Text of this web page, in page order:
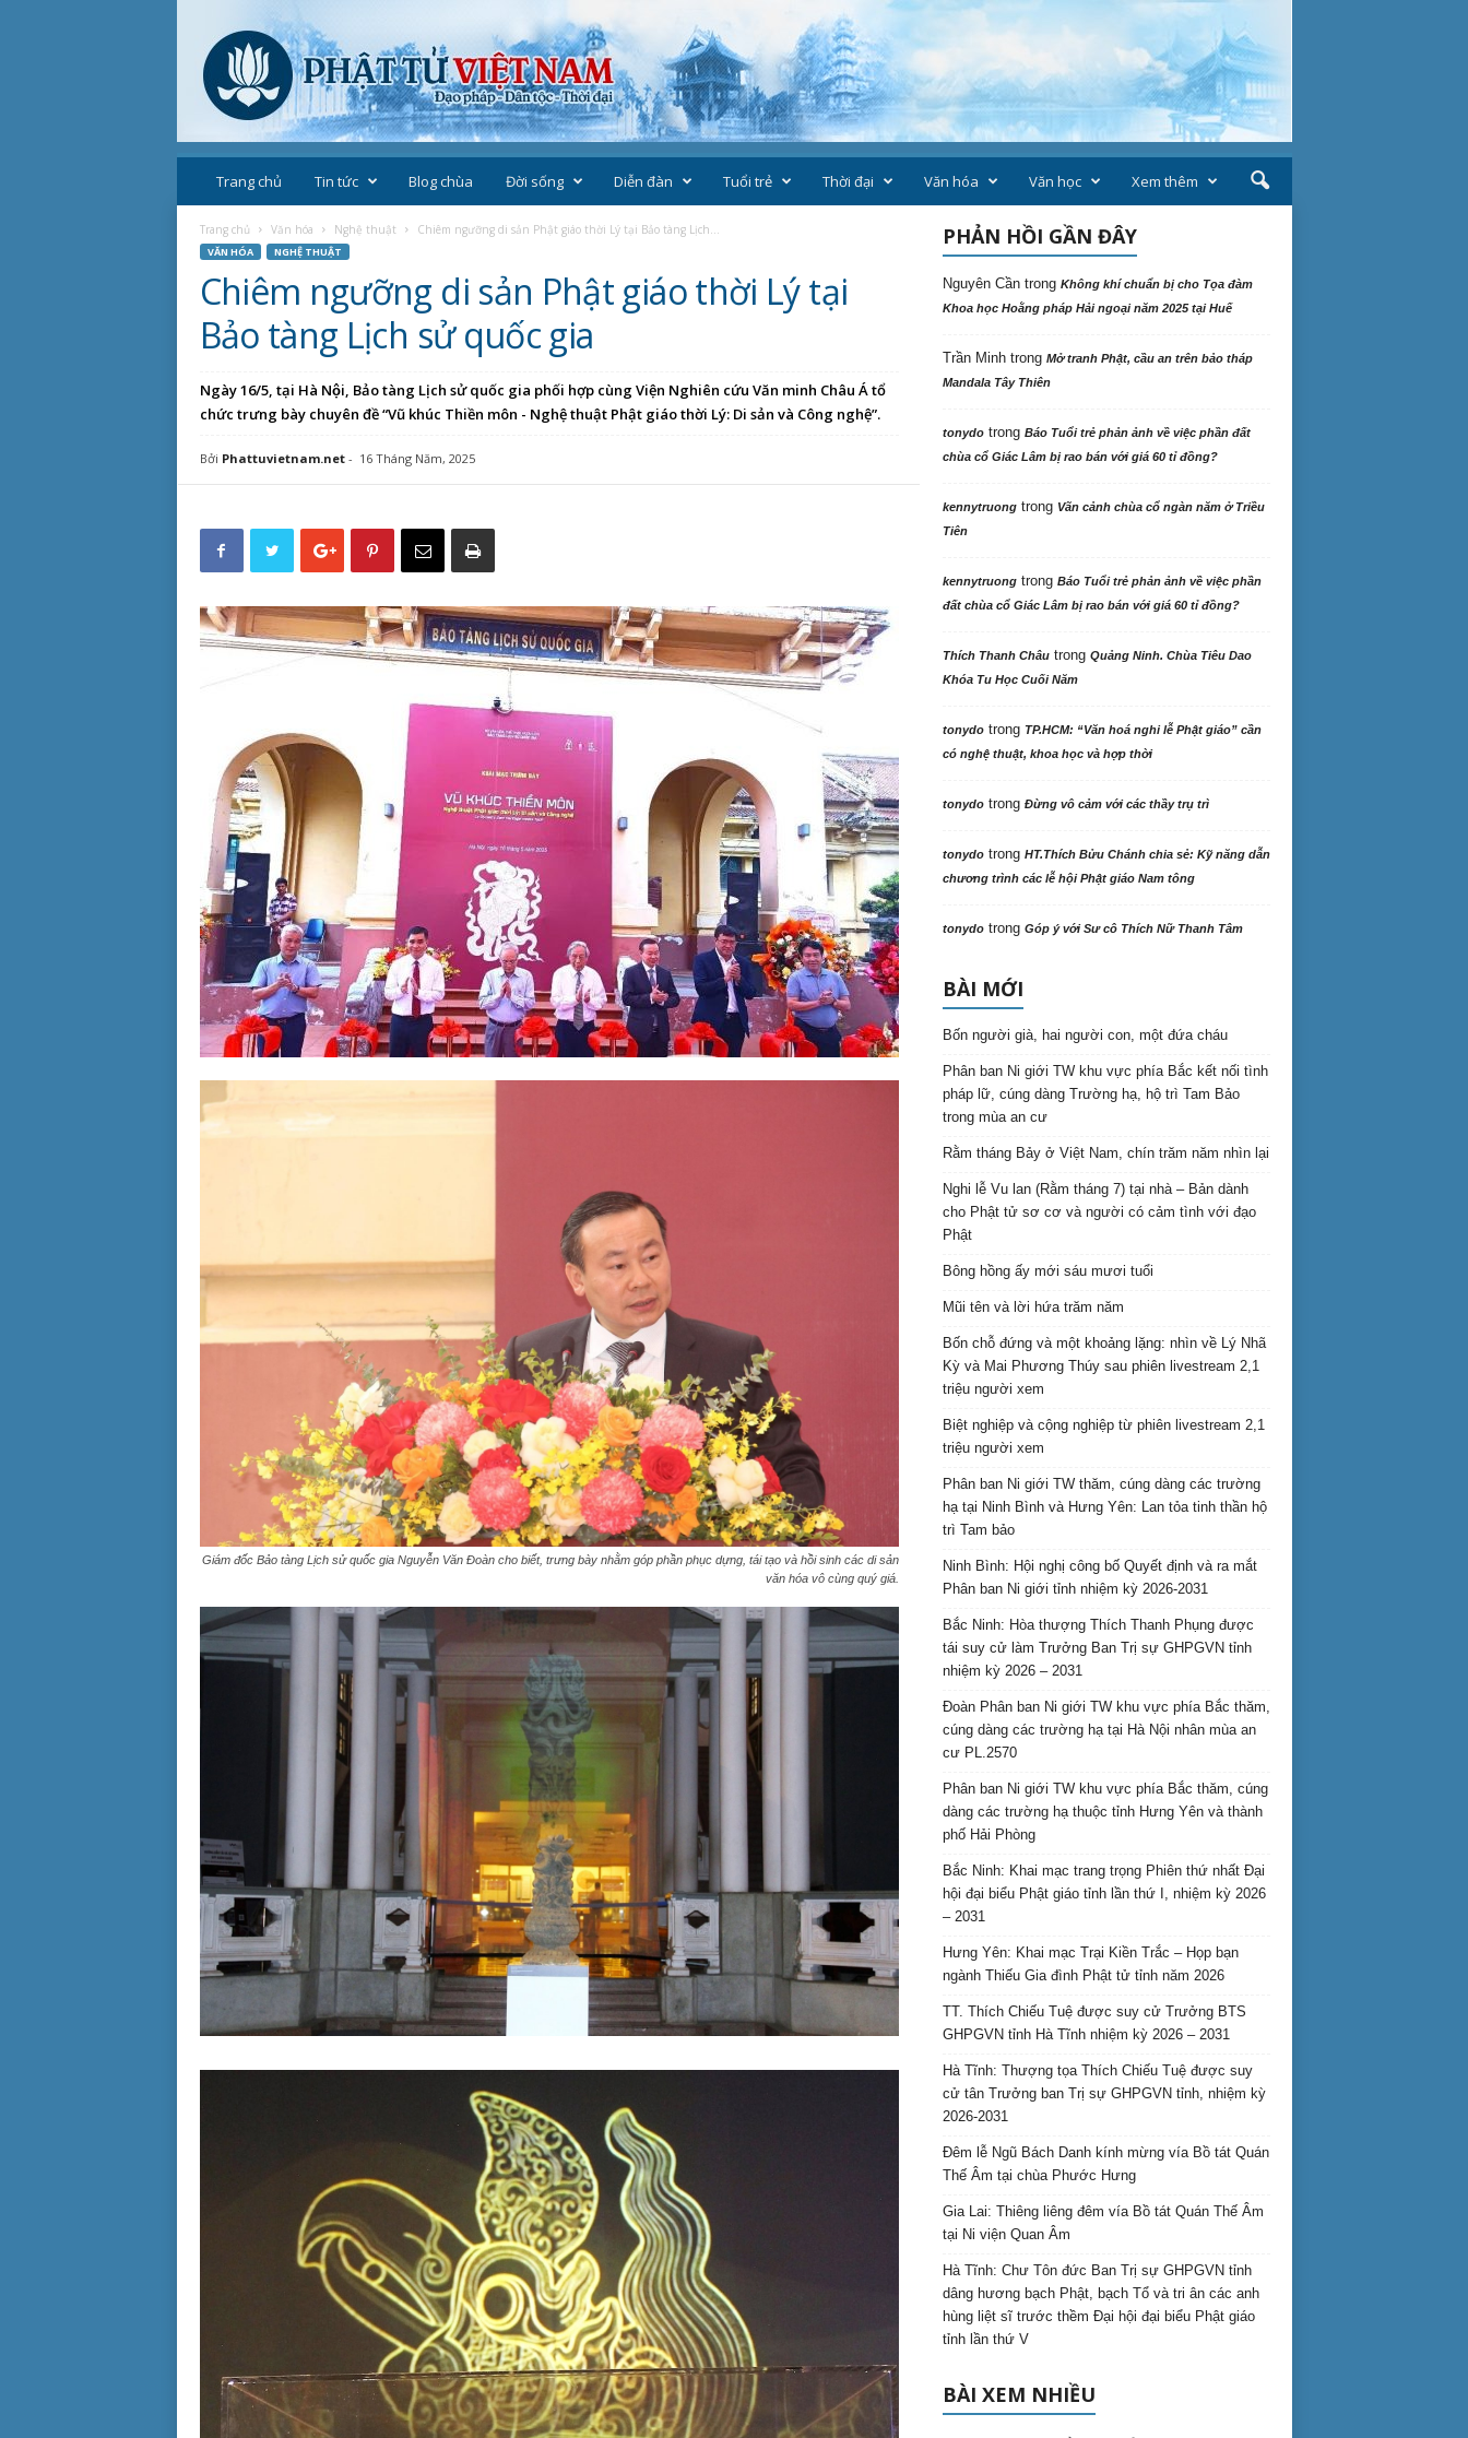
Trang chủ Tin tức Blog chùa Đời sống Diễn đàn Tuổi trẻ Thời đại Văn hóa Văn học Xem thêm
Trang chủ Văn hóa Nghệ thuật Chiêm ngưỡng di sản Phật giáo thời Lý tại Bảo tàng Lịch...
VĂN HÓA NGHỆ THUẬT
Chiêm ngưỡng di sản Phật giáo thời Lý tại
Bảo tàng Lịch sử quốc gia
Ngày 16/5, tại Hà Nội, Bảo tàng Lịch sử quốc gia phối hợp cùng Viện Nghiên cứu Văn minh Châu Á tổ
chức trưng bày chuyên đề “Vũ khúc Thiền môn - Nghệ thuật Phật giáo thời Lý: Di sản và Công nghệ”.
Bởi Phattuvietnam.net- 16 Tháng Năm, 2025
Giám đốc Bảo tàng Lịch sử quốc gia Nguyễn Văn Đoàn cho biết, trưng bày nhằm góp phần phục dựng, tái tạo và hồi sinh các di sản
văn hóa vô cùng quý giá.
PHẢN HỒI GẦN ĐÂY
Nguyên Cầntrong Không khí chuẩn bị cho Tọa đàm
Khoa học Hoằng pháp Hải ngoại năm 2025 tại Huế
Trần Minhtrong Mở tranh Phật, cầu an trên bảo tháp
Mandala Tây Thiên
tonydotrong Báo Tuổi trẻ phản ảnh về việc phần đất
chùa cổ Giác Lâm bị rao bán với giá 60 tỉ đồng?
kennytruongtrong Vãn cảnh chùa cổ ngàn năm ở Triều
Tiên
kennytruongtrong Báo Tuổi trẻ phản ảnh về việc phần
đất chùa cổ Giác Lâm bị rao bán với giá 60 tỉ đồng?
Thích Thanh Châutrong Quảng Ninh. Chùa Tiêu Dao
Khóa Tu Học Cuối Năm
tonydotrong TP.HCM: “Văn hoá nghi lễ Phật giáo” cần
có nghệ thuật, khoa học và hợp thời
tonydotrong Đừng vô cảm với các thầy trụ trì
tonydotrong HT.Thích Bửu Chánh chia sẻ: Kỹ năng dẫn
chương trình các lễ hội Phật giáo Nam tông
tonydotrong Góp ý với Sư cô Thích Nữ Thanh Tâm
BÀI MỚI
Bốn người già, hai người con, một đứa cháu
Phân ban Ni giới TW khu vực phía Bắc kết nối tình
pháp lữ, cúng dàng Trường hạ, hộ trì Tam Bảo
trong mùa an cư
Rằm tháng Bảy ở Việt Nam, chín trăm năm nhìn lại
Nghi lễ Vu lan (Rằm tháng 7) tại nhà – Bản dành
cho Phật tử sơ cơ và người có cảm tình với đạo
Phật
Bông hồng ấy mới sáu mươi tuổi
Mũi tên và lời hứa trăm năm
Bốn chỗ đứng và một khoảng lặng: nhìn về Lý Nhã
Kỳ và Mai Phương Thúy sau phiên livestream 2,1
triệu người xem
Biệt nghiệp và cộng nghiệp từ phiên livestream 2,1
triệu người xem
Phân ban Ni giới TW thăm, cúng dàng các trường
hạ tại Ninh Bình và Hưng Yên: Lan tỏa tinh thần hộ
trì Tam bảo
Ninh Bình: Hội nghị công bố Quyết định và ra mắt
Phân ban Ni giới tỉnh nhiệm kỳ 2026-2031
Bắc Ninh: Hòa thượng Thích Thanh Phụng được
tái suy cử làm Trưởng Ban Trị sự GHPGVN tỉnh
nhiệm kỳ 2026 – 2031
Đoàn Phân ban Ni giới TW khu vực phía Bắc thăm,
cúng dàng các trường hạ tại Hà Nội nhân mùa an
cư PL.2570
Phân ban Ni giới TW khu vực phía Bắc thăm, cúng
dàng các trường hạ thuộc tỉnh Hưng Yên và thành
phố Hải Phòng
Bắc Ninh: Khai mạc trang trọng Phiên thứ nhất Đại
hội đại biểu Phật giáo tỉnh lần thứ I, nhiệm kỳ 2026
– 2031
Hưng Yên: Khai mạc Trại Kiền Trắc – Họp bạn
ngành Thiếu Gia đình Phật tử tỉnh năm 2026
TT. Thích Chiếu Tuệ được suy cử Trưởng BTS
GHPGVN tỉnh Hà Tĩnh nhiệm kỳ 2026 – 2031
Hà Tĩnh: Thượng tọa Thích Chiếu Tuệ được suy
cử tân Trưởng ban Trị sự GHPGVN tỉnh, nhiệm kỳ
2026-2031
Đêm lễ Ngũ Bách Danh kính mừng vía Bồ tát Quán
Thế Âm tại chùa Phước Hưng
Gia Lai: Thiêng liêng đêm vía Bồ tát Quán Thế Âm
tại Ni viện Quan Âm
Hà Tĩnh: Chư Tôn đức Ban Trị sự GHPGVN tỉnh
dâng hương bạch Phật, bạch Tổ và tri ân các anh
hùng liệt sĩ trước thềm Đại hội đại biểu Phật giáo
tỉnh lần thứ V
BÀI XEM NHIỀU